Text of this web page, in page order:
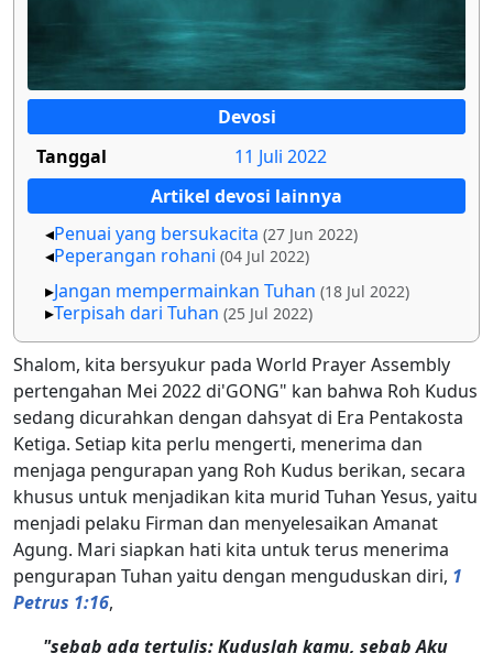
Devosi
Tanggal
11 Juli 2022
Artikel devosi lainnya
Penuai yang bersukacita (27 Jun 2022)
Peperangan rohani (04 Jul 2022)
Jangan mem­permain­kan Tuhan (18 Jul 2022)
Terpisah dari Tuhan (25 Jul 2022)
Shalom, kita bersyukur pada World Prayer Assembly
pertengahan Mei 2022 di'GONG" kan bahwa Roh Kudus
sedang dicurahkan dengan dahsyat di Era Pentakosta
Ketiga. Setiap kita perlu mengerti, menerima dan
menjaga pengurapan yang Roh Kudus berikan, secara
khusus untuk menjadikan kita murid Tuhan Yesus, yaitu
menjadi pelaku Firman dan menyelesaikan Amanat
Agung. Mari siapkan hati kita untuk terus menerima
pengurapan Tuhan yaitu dengan menguduskan diri, 1
Petrus 1:16,
"sebab ada tertulis: Kuduslah kamu, sebab Aku